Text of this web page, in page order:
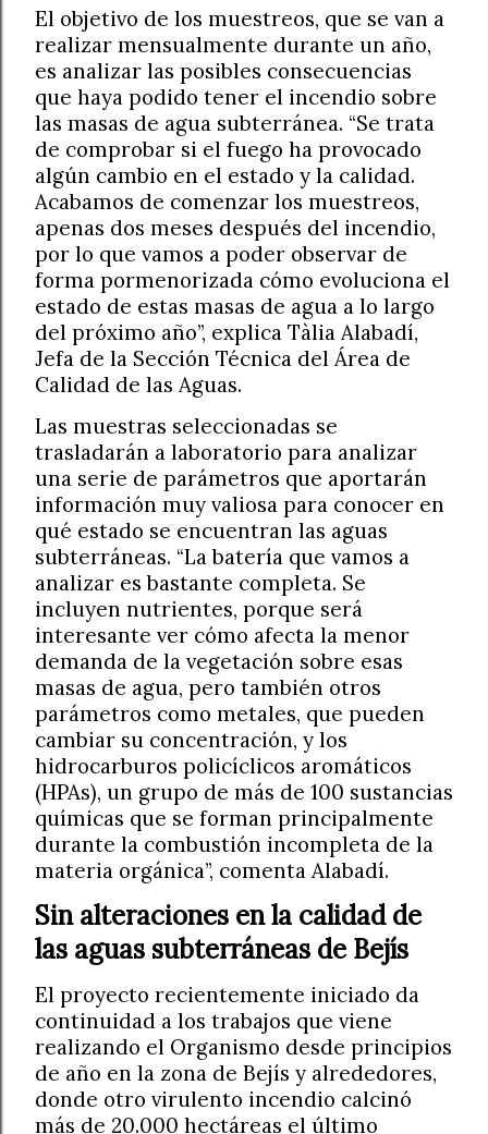
El objetivo de los muestreos, que se van a
realizar mensualmente durante un año,
es analizar las posibles consecuencias
que haya podido tener el incendio sobre
las masas de agua subterránea. “Se trata
de comprobar si el fuego ha provocado
algún cambio en el estado y la calidad.
Acabamos de comenzar los muestreos,
apenas dos meses después del incendio,
por lo que vamos a poder observar de
forma pormenorizada cómo evoluciona el
estado de estas masas de agua a lo largo
del próximo año”, explica Tàlia Alabadí,
Jefa de la Sección Técnica del Área de
Calidad de las Aguas.
Las muestras seleccionadas se
trasladarán a laboratorio para analizar
una serie de parámetros que aportarán
información muy valiosa para conocer en
qué estado se encuentran las aguas
subterráneas. “La batería que vamos a
analizar es bastante completa. Se
incluyen nutrientes, porque será
interesante ver cómo afecta la menor
demanda de la vegetación sobre esas
masas de agua, pero también otros
parámetros como metales, que pueden
cambiar su concentración, y los
hidrocarburos policíclicos aromáticos
(HPAs), un grupo de más de 100 sustancias
químicas que se forman principalmente
durante la combustión incompleta de la
materia orgánica”, comenta Alabadí.
Sin alteraciones en la calidad de
las aguas subterráneas de Bejís
El proyecto recientemente iniciado da
continuidad a los trabajos que viene
realizando el Organismo desde principios
de año en la zona de Bejís y alrededores,
donde otro virulento incendio calcinó
más de 20.000 hectáreas el último